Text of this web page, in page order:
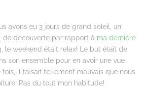
avons eu 3 jours de grand soleil, un
découverte par rapport à ma dernière
le weekend était relax! Le but était de
son ensemble pour en avoir une vue
il faisait tellement mauvais que nous
Pas du tout mon habitude!